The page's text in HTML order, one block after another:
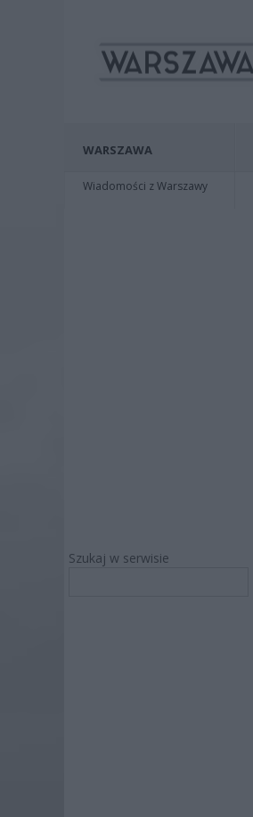
WARSZAWA
Wiadomości z Warszawy
Szukaj w serwisie